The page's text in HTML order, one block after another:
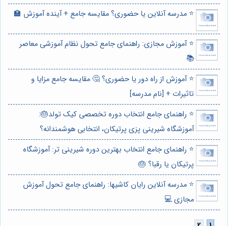
⭐️ مدرسه آنلاین یا حضوری؟ مقایسه جامع + آینده آموزش 🏫
⭐️ آموزش مجازی: راهنمای جامع تحول نظام آموزشی معاصر
📚
⭐️ آموزش از راه دور یا حضوری؟ 🤔 مقایسه جامع مزایا و
تاثیرات + [نام مدرسه]
⭐️ راهنمای جامع انتخاب دوره تخصصی کیک تولد🎂:
آموزشگاه شیرینی پزی پرتیکان، انتخابی هوشمندانه؟
⭐️ راهنمای جامع انتخاب بهترین دوره شیرینی تر: آموزشگاه
پرتیکان یا رقبا؟ 🎂
⭐️ مدرسه آنلاین رایان کاشیها: راهنمای جامع تحول آموزش
مجازی 💻